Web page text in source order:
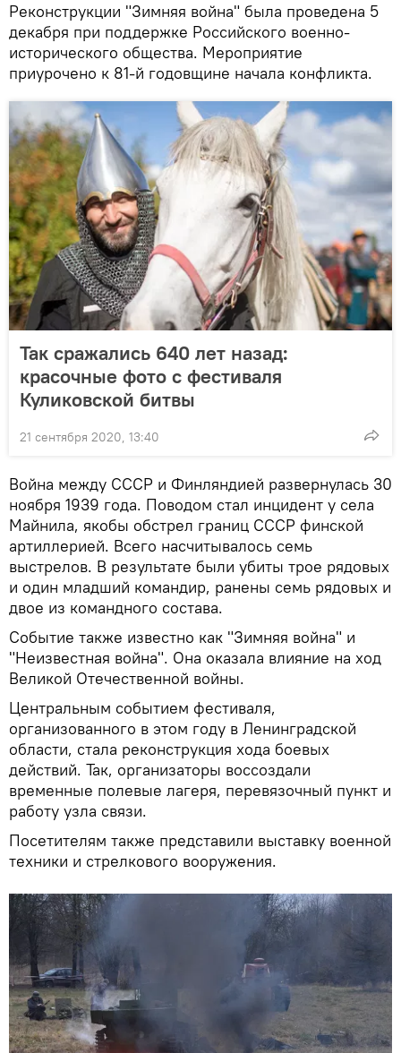
Реконструкции "Зимняя война" была проведена 5
декабря при поддержке Российского военно-
исторического общества. Мероприятие
приурочено к 81-й годовщине начала конфликта.
Так сражались 640 лет назад:
красочные фото с фестиваля
Куликовской битвы
21 сентября 2020, 13:40
Война между СССР и Финляндией развернулась 30
ноября 1939 года. Поводом стал инцидент у села
Майнила, якобы обстрел границ СССР финской
артиллерией. Всего насчитывалось семь
выстрелов. В результате были убиты трое рядовых
и один младший командир, ранены семь рядовых и
двое из командного состава.
Событие также известно как "Зимняя война" и
"Неизвестная война". Она оказала влияние на ход
Великой Отечественной войны.
Центральным событием фестиваля,
организованного в этом году в Ленинградской
области, стала реконструкция хода боевых
действий. Так, организаторы воссоздали
временные полевые лагеря, перевязочный пункт и
работу узла связи.
Посетителям также представили выставку военной
техники и стрелкового вооружения.